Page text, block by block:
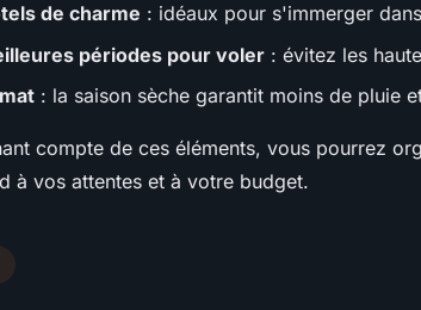
de charme : idéaux pour s'immerger
périodes pour voler : évitez les
: la saison sèche garantit moins de pluie
compte de ces éléments, vous pourrez
à vos attentes et à votre budget.